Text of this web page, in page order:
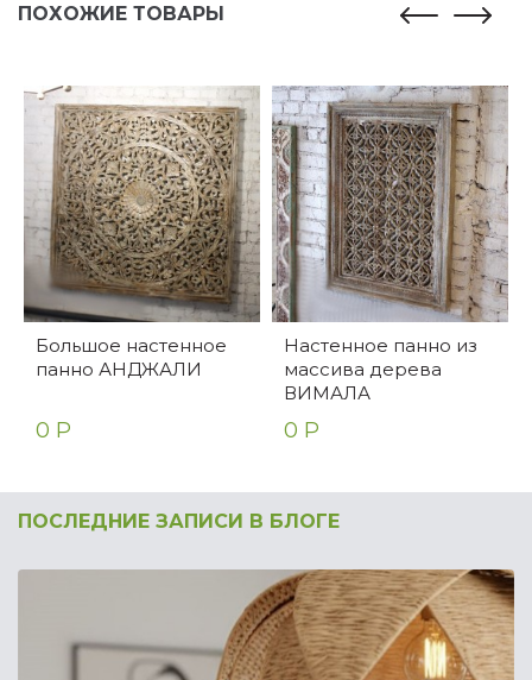
ПОХОЖИЕ ТОВАРЫ
Большое настенное
панно АНДЖАЛИ
0 Р
Настенное панно из
массива дерева
ВИМАЛА
0 Р
ПОСЛЕДНИЕ ЗАПИСИ В БЛОГЕ